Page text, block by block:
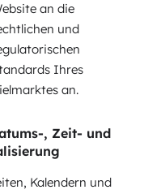
an die
und
Ihres
an.
, Zeit- und
Kalendern und